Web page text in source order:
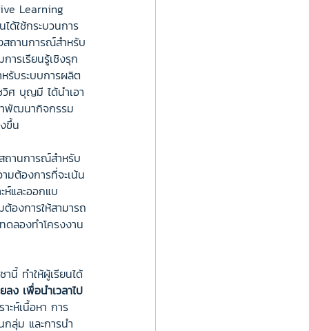
Learning
ได้ใช้กระบวนการ
สถานการณ์สำหรับ
ารเรียนรู้เชิงรุก
รับระบบการผลิต
วิศ บุญมี ได้นำเอา
าพัฒนากิจกรรม
ขึ้น
ถานการณ์สำหรับ
มต้องการที่จะเน้น
ห์และออกแบ
องการให้สามารถ
ดลองทำโครงงาน
นี้ ทำให้ผู้เรียนได้
ลง เพื่อนำเวลาไป
าะห์เนื้อหา การ
ลุ่ม และการนำ